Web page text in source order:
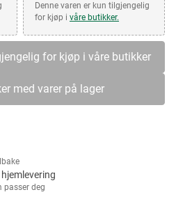
Denne varen er kun tilgjengelig
for kjøp i våre butikker.
for kjøp i våre butikker
med varer på lager
passer deg